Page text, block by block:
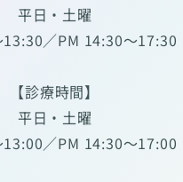
平日・土曜
／PM 14:30～17:30
【診療時間】
平日・土曜
／PM 14:30～17:00